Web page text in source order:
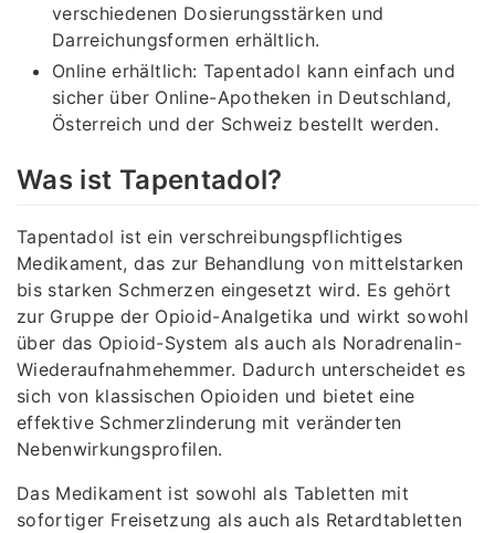
verschiedenen Dosierungsstärken und
Darreichungsformen erhältlich.
Online erhältlich: Tapentadol kann einfach und
sicher über Online-Apotheken in Deutschland,
Österreich und der Schweiz bestellt werden.
Was ist Tapentadol?
Tapentadol ist ein verschreibungspflichtiges
Medikament, das zur Behandlung von mittelstarken
bis starken Schmerzen eingesetzt wird. Es gehört
zur Gruppe der Opioid-Analgetika und wirkt sowohl
über das Opioid-System als auch als Noradrenalin-
Wiederaufnahmehemmer. Dadurch unterscheidet es
sich von klassischen Opioiden und bietet eine
effektive Schmerzlinderung mit veränderten
Nebenwirkungsprofilen.
Das Medikament ist sowohl als Tabletten mit
sofortiger Freisetzung als auch als Retardtabletten